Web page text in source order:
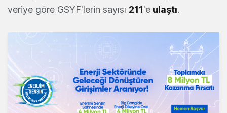
veriye göre GSYF'lerin sayısı 211'e ulaştı.